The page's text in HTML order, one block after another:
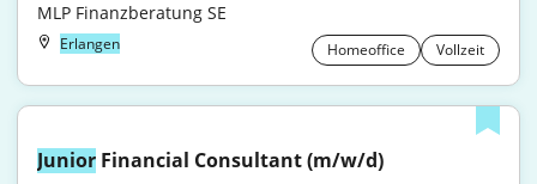
MLP Finanzberatung SE
Erlangen Homeoffice Vollzeit
Junior Financial Consultant (m/w/d)